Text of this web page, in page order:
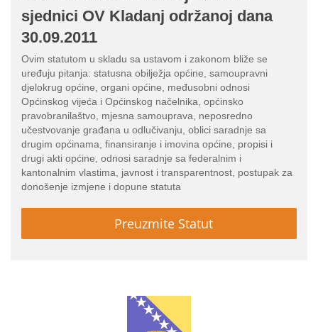
sjednici OV Kladanj održanoj dana
30.09.2011
Ovim statutom u skladu sa ustavom i zakonom bliže se
uređuju pitanja: statusna obilježja općine, samoupravni
djelokrug općine, organi općine, međusobni odnosi
Općinskog vijeća i Općinskog načelnika, općinsko
pravobranilaštvo, mjesna samouprava, neposredno
učestvovanje građana u odlučivanju, oblici saradnje sa
drugim općinama, finansiranje i imovina općine, propisi i
drugi akti općine, odnosi saradnje sa federalnim i
kantonalnim vlastima, javnost i transparentnost, postupak za
donošenje izmjene i dopune statuta
Preuzmite Statut